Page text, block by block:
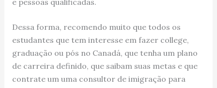
Dessa forma, recomendo muito que todos os
estudantes que tem interesse em fazer college,
graduação ou pós no Canadá, que tenha um plano
de carreira definido, que saibam suas metas e que
contrate um uma consultor de imigração para